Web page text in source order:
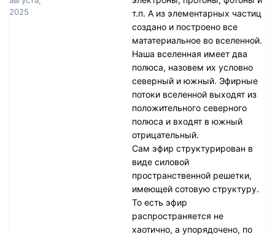
2025
т.п. А из элементарных частиц
создано и построено все
мататериальное во вселенной.
Наша вселенная имеет два
полюса, назовем их условно
северный и южный. Эфирные
потоки вселенной выходят из
положительного северного
полюса и входят в южный
отрицательный.
Сам эфир структурирован в
виде силовой
пространственной решетки,
имеющей сотовую структуру.
То есть эфир
распространяется не
хаотично, а упорядочено, по